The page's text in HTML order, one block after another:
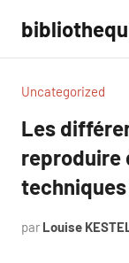
contenu
Uncategorized
Les
reproduire
par Louise